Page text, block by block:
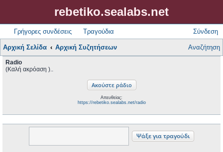
rebetiko.sealabs.net
Γρήγορες συνδέσεις Τραγούδια Σύνδεση
Αρχική Σελίδα Αρχική Συζητήσεων Αναζήτηση
Radio
(Καλή ακρόαση )..
Απευθείας:
https://rebetiko.sealabs.net/radio